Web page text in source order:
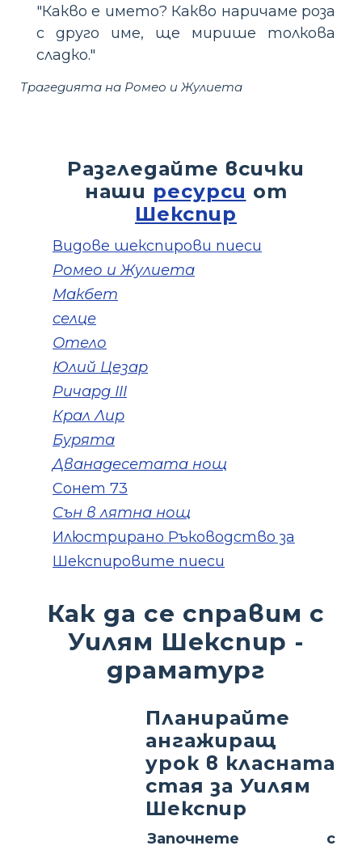
"Какво е името? Какво наричаме роза
с друго име, ще мирише толкова
сладко."
Трагедията на Ромео и Жулиета
Разгледайте всички
наши ресурси от
Шекспир
Видове шекспирови пиеси
Ромео и Жулиета
Макбет
селце
Отело
Юлий Цезар
Ричард III
Крал Лир
Бурята
Дванадесетата нощ
Сонет 73
Сън в лятна нощ
Илюстрирано Ръководство за
Шекспировите пиеси
Как да се справим с
Уилям Шекспир -
драматург
Планирайте
ангажиращ
урок в класната
стая за Уилям
Шекспир
Започнете с